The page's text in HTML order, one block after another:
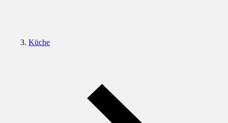
Küche